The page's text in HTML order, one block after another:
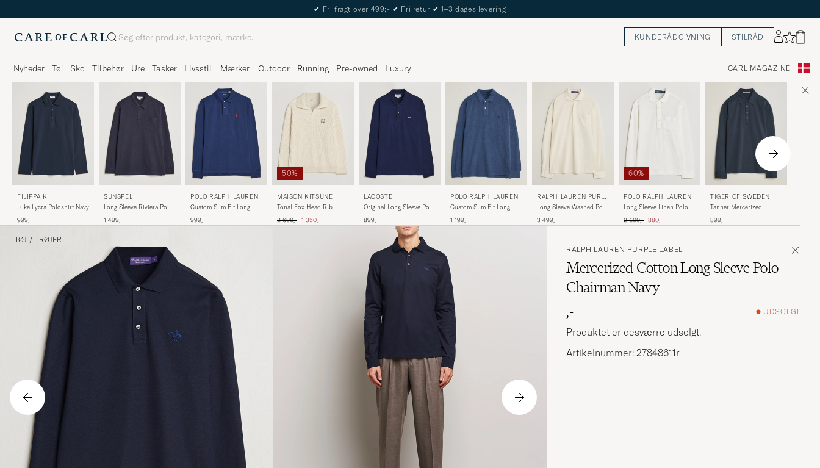
The Care of Carl Passport
Søg KUNDERÅDGIVNING STILRÅD
Nyheder Tøj Sko Tilbehør Ure Tasker Livsstil Mærker Outdoor Running Pre-owned Luxury CARL MAGAZINE
FILIPPA K
Luke Lycra Poloshirt Navy
999,-
SUNSPEL
Long Sleeve Riviera Polo
1 499,-
POLO RALPH LAUREN
Custom Slim Fit Long
Navy
999,-
50%
MAISON KITSUNÉ
Tonal Fox Head Rib
Ordinary pris
2 699,- Nedsat pris
1 350,-
LACOSTE
Original Long Sleeve Polo
899,-
POLO RALPH LAUREN
Custom Slim Fit Long
Heather
1 199,-
RALPH LAUREN PURPL
E LABEL
Long Sleeve Washed Polo
3 499,-
60%
POLO RALPH LAUREN
Long Sleeve Linen Polo
Ordinary pris
2 199,- Nedsat pris
880,-
TIGER OF SWEDEN
Tanner Mercerized
899,-
TØJ / TRØJER
RALPH LAUREN PURPLE LABEL
Mercerized Cotton Long Sleeve Polo
Chairman Navy
,-
UDSOLGT
Produktet er desværre udsolgt.
Artikelnummer: 27848611r